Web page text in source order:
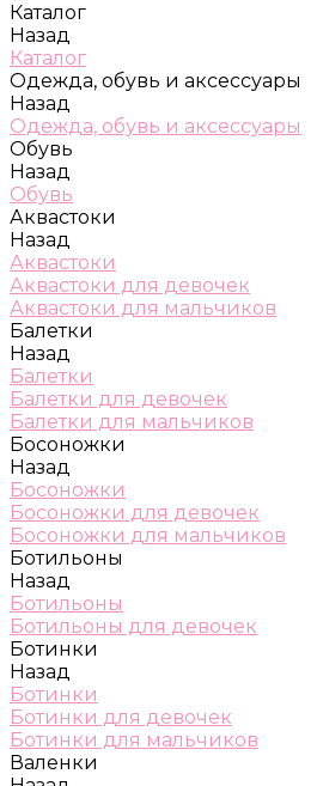
Каталог
Назад
Каталог
Одежда, обувь и аксессуары
Назад
Одежда, обувь и аксессуары
Обувь
Назад
Обувь
Аквастоки
Назад
Аквастоки
Аквастоки для девочек
Аквастоки для мальчиков
Балетки
Назад
Балетки
Балетки для девочек
Балетки для мальчиков
Босоножки
Назад
Босоножки
Босоножки для девочек
Босоножки для мальчиков
Ботильоны
Назад
Ботильоны
Ботильоны для девочек
Ботинки
Назад
Ботинки
Ботинки для девочек
Ботинки для мальчиков
Валенки